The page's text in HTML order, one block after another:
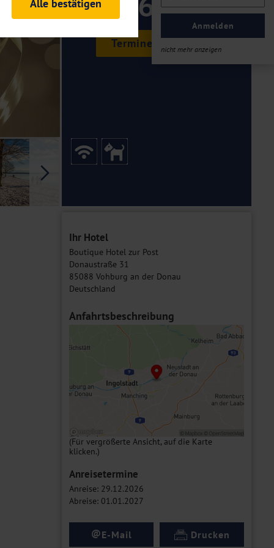
Anmelden
nicht mehr anzeigen
Termine & Preise
Ihr Hotel
Boutique Hotel zur Post
Donaustraße 31
85088 Vohburg an der Donau
Deutschland
Anfahrtsbeschreibung
(Für vergrößerte Ansicht, auf die Karte
klicken.)
Anreisetermine
Anreise: 29.12.2026
Abreise: 01.01.2027
@E-Mail Drucken
und Analysen. Mithilfe
Auftritts ermitteln und
es zu einer Drittlands
Daten finden Sie in unseren
Alle bestätigen